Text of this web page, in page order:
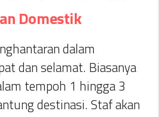
Domestik
dalam
dan selamat. Biasanya
tempoh 1 hingga 3
destinasi. Staf akan